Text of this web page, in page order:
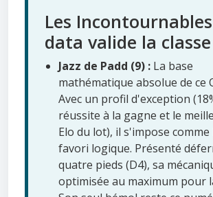
Les
data valide la
Jazz de Padd (9) : La base
mathématique absolue de ce
Avec un profil d'exception
réussite à la gagne et le
Elo du lot), il s'impose
favori logique. Présenté
quatre pieds (D4), sa
optimisée au maximum pour